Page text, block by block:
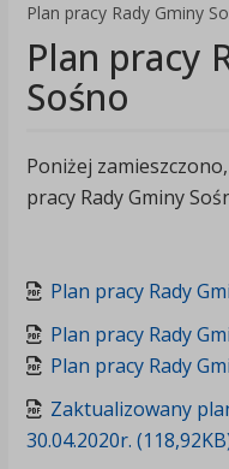
Plan pracy Rady Gminy
Plan pracy
Sośno
Poniżej
pracy Rady Gminy
Plan pracy Rady
Plan pracy Rady
Plan pracy Rady
Zaktualizowany
30.04.2020r.